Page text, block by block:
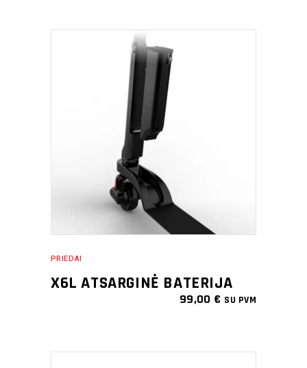
PRIDĖTI Į KREPŠELĮ
PRIEDAI
X6L ATSARGINĖ BATERIJA
99,00 € SU PVM